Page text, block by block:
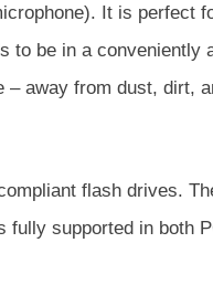
It is perfect
to be in a conveniently
– away from dust, dirt,
flash drives.
supported in both